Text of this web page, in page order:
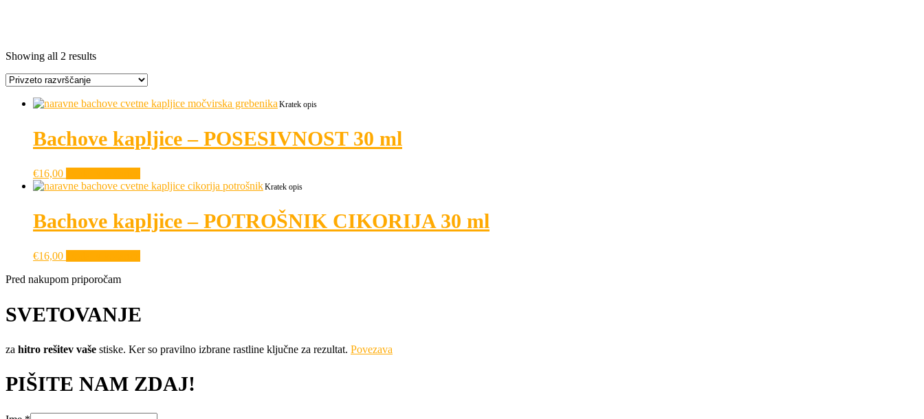
Showing all 2 results
Kratek opis
Bachove kapljice – POSESIVNOST 30 ml
€16,00
Kratek opis
Bachove kapljice – POTROŠNIK CIKORIJA 30 ml
€16,00
Pred nakupom priporočam
SVETOVANJE
za hitro rešitev vaše stiske. Ker so pravilno izbrane rastline ključne za rezultat. Povezava
PIŠITE NAM ZDAJ!